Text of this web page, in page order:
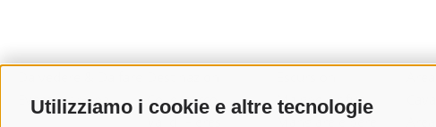
Utilizziamo i cookie e altre tecnologie
Eventi principali
Colle Isarco
Malghe e rifugi
Mangiare e bere